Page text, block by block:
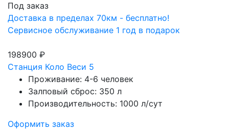
Под заказ
Доставка в пределах 70км - бесплатно!
Сервисное обслуживание 1 год в подарок
198900 ₽
Станция Коло Веси 5
Проживание: 4-6 человек
Залповый сброс: 350 л
Производительность: 1000 л/сут
Оформить заказ